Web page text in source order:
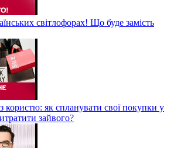
світлофорах! Що буде замість
користю: як спланувати свої покупки у
зайвого?